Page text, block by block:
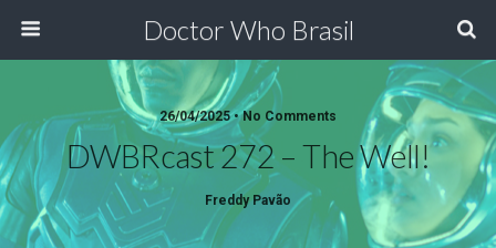
Doctor Who Brasil
26/04/2025 • No Comments
DWBRcast 272 – The Well!
Freddy Pavão